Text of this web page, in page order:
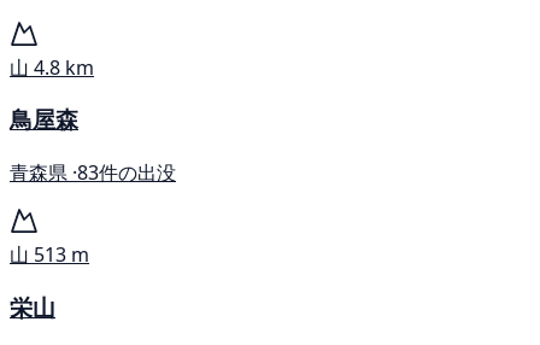
山 4.8 km
鳥屋森
青森県 ·83件の出没
山 513 m
栄山